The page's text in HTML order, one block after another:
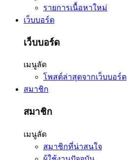
รายการเนื้อหาใหม่
เว็บบอร์ด
เว็บบอร์ด
เมนูลัด
โพสต์ล่าสุดจากเว็บบอร์ด
สมาชิก
สมาชิก
เมนูลัด
สมาชิกที่น่าสนใจ